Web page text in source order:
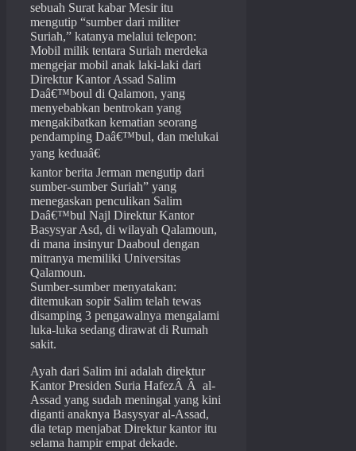
sebuah Surat kabar Mesir itu
mengutip “sumber dari militer
Suriah,” katanya melalui telepon:
Mobil milik tentara Suriah merdeka
mengejar mobil anak laki-laki dari
Direktur Kantor Assad Salim
Daâ€™boul di Qalamon, yang
menyebabkan bentrokan yang
mengakibatkan kematian seorang
pendamping Daâ€™bul, dan melukai
yang keduaâ€
kantor berita Jerman mengutip dari
sumber-sumber Suriah” yang
menegaskan penculikan Salim
Daâ€™bul Najl Direktur Kantor
Basysyar Asd, di wilayah Qalamoun,
di mana insinyur Daaboul dengan
mitranya memiliki Universitas
Qalamoun.
Sumber-sumber menyatakan:
ditemukan sopir Salim telah tewas
disamping 3 pengawalnya mengalami
luka-luka sedang dirawat di Rumah
sakit.
Ayah dari Salim ini adalah direktur
Kantor Presiden Suria HafezÂ Â al-
Assad yang sudah meningal yang kini
diganti anaknya Basysyar al-Assad,
dia tetap menjabat Direktur kantor itu
selama hampir empat dekade.